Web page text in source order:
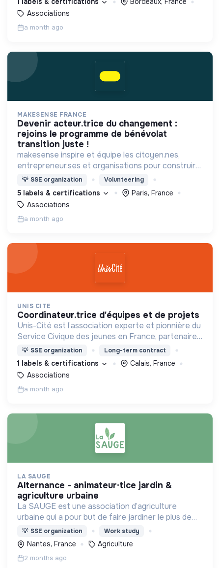
Associations
a month ago
MAKESENSE FRANCE
devenir acteur.trice du changement :
rejoins le programme de bénévolat
transition juste !
makesense inspire et équipe les citoyen.nes,
entrepreneur.ses et organisations pour construire
ensemble une société inclusive et durable.
💡 SSE organization Volunteering
5 labels & certifications
Paris, France
Associations
a month ago
UNIS CITE
coordinateur.trice d'équipes et de projets
Unis-Cité est l’association experte et pionnière du
Service Civique des jeunes en France, partenaire
privilégié de l’Etat et des collectivités dans le
déploiement du Service Civique.
💡 SSE organization Long-term contract
1 labels & certifications
Calais, France
Associations
a month ago
LA SAUGE
alternance - animateur·tice jardin &
agriculture urbaine
La SAUGE est une association d’agriculture
urbaine qui a pour but de faire jardiner le plus de
monde possible 2h par semaine de manière
respectueuse du vivant.
💡 SSE organization Work study
Nantes, France Agriculture
2 months ago